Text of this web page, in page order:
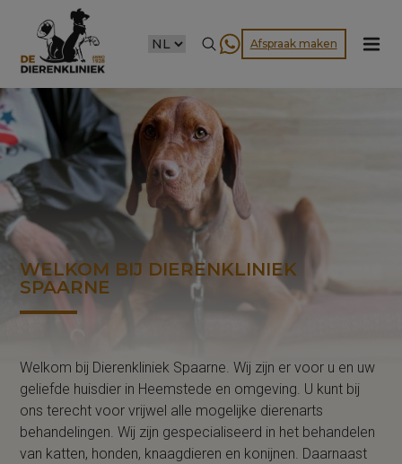
CHOOSE
Afspraak maken
WELKOM BIJ DIERENKLINIEK
SPAARNE
Welkom bij Dierenkliniek Spaarne. Wij zijn er voor u en uw
geliefde huisdier in Heemstede en omgeving. U kunt bij
ons terecht voor vrijwel alle mogelijke dierenarts
behandelingen. Wij zijn gespecialiseerd in het behandelen
van katten, honden, knaagdieren en konijnen. Daarnaast